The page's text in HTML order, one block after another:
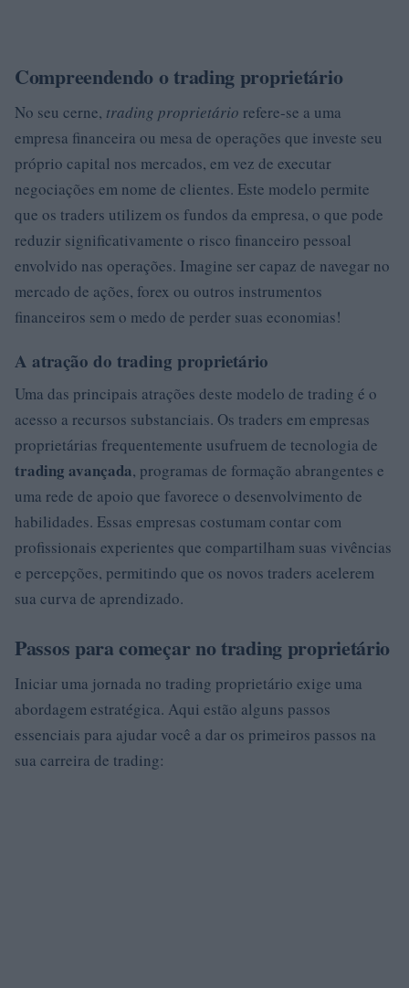
Compreendendo o trading proprietário
No seu cerne, trading proprietário refere-se a uma
empresa financeira ou mesa de operações que investe seu
próprio capital nos mercados, em vez de executar
negociações em nome de clientes. Este modelo permite
que os traders utilizem os fundos da empresa, o que pode
reduzir significativamente o risco financeiro pessoal
envolvido nas operações. Imagine ser capaz de navegar no
mercado de ações, forex ou outros instrumentos
financeiros sem o medo de perder suas economias!
A atração do trading proprietário
Uma das principais atrações deste modelo de trading é o
acesso a recursos substanciais. Os traders em empresas
proprietárias frequentemente usufruem de tecnologia de
trading avançada, programas de formação abrangentes e
uma rede de apoio que favorece o desenvolvimento de
habilidades. Essas empresas costumam contar com
profissionais experientes que compartilham suas vivências
e percepções, permitindo que os novos traders acelerem
sua curva de aprendizado.
Passos para começar no trading proprietário
Iniciar uma jornada no trading proprietário exige uma
abordagem estratégica. Aqui estão alguns passos
essenciais para ajudar você a dar os primeiros passos na
sua carreira de trading: